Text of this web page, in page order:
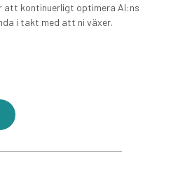
att kontinuerligt optimera AI:ns
i takt med att ni växer.